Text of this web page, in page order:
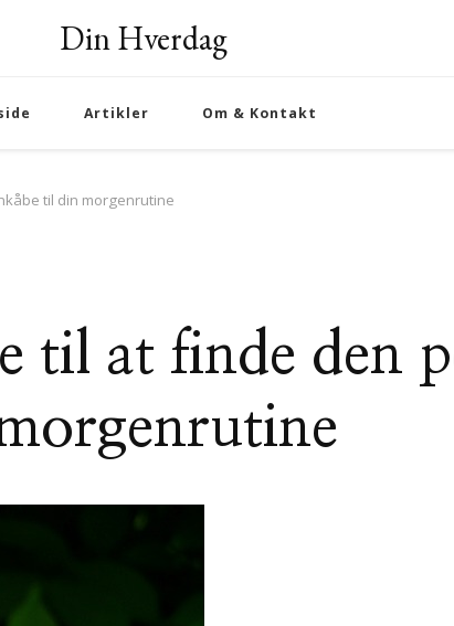
Din Hverdag
Artikler Om & Kontakt
til din morgenrutine
til at finde den